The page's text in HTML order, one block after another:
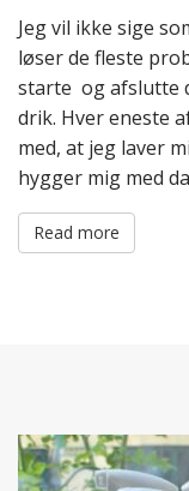
Jeg vil ikke sige
løser de fleste
starte og afslutte
drik. Hver eneste
med, at jeg laver
hygger mig med
Read more